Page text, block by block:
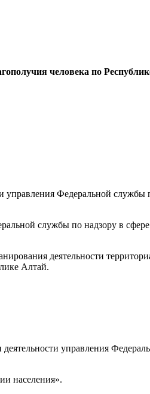
человека по
управления Федеральной службы
службы по надзору в
деятельности
Алтай.
управления
населения».